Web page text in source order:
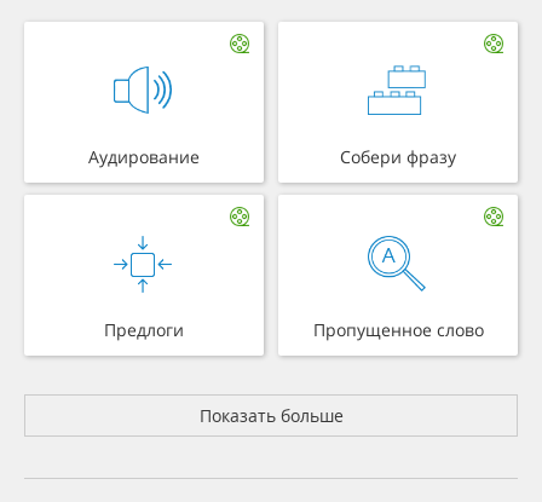
Аудирование Собери фразу
Предлоги Пропущенное слово
Показать больше